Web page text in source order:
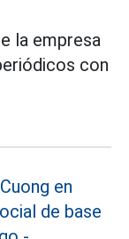
la empresa
con